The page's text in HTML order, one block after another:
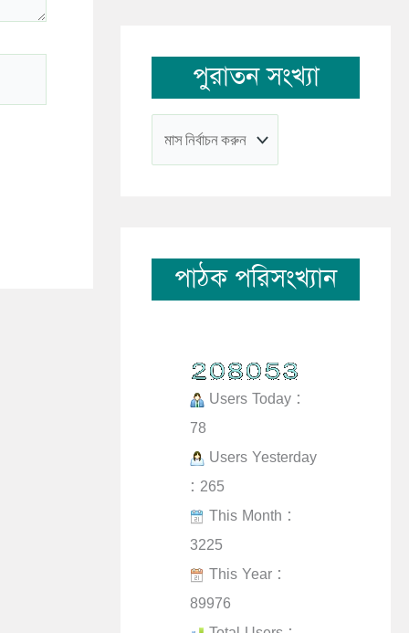
পুরাতন সংখ্যা
পাঠক পরিসংখ্যান
Users Today :
78
Users Yesterday
: 265
This Month :
3225
This Year :
89976